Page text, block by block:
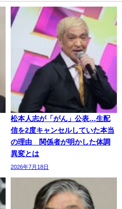
松本人志が「がん」公表…生配
信を2度キャンセルしていた本当
の理由 関係者が明かした体調
異変とは
2026年7月18日